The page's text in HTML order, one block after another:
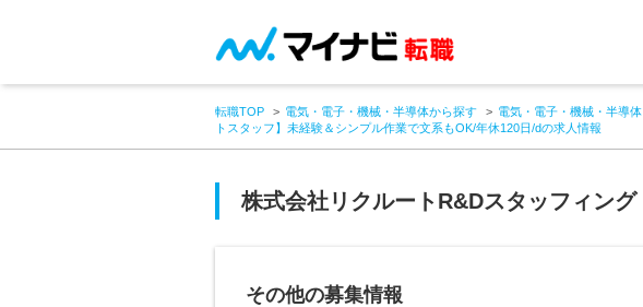
転職TOP 電気・電子・機械・半導体から探す 電気・電子・機械・半導体
トスタッフ】未経験＆シンプル作業で文系もOK/年休120日/dの求人情報
株式会社リクルートR&Dスタッフィング
その他の募集情報